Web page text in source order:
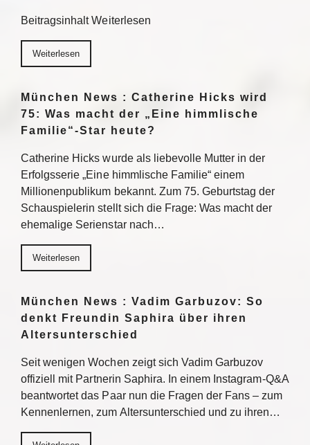
Beitragsinhalt Weiterlesen
Weiterlesen
München News : Catherine Hicks wird
75: Was macht der „Eine himmlische
Familie“-Star heute?
Catherine Hicks wurde als liebevolle Mutter in der
Erfolgsserie „Eine himmlische Familie“ einem
Millionenpublikum bekannt. Zum 75. Geburtstag der
Schauspielerin stellt sich die Frage: Was macht der
ehemalige Serienstar nach…
Weiterlesen
München News : Vadim Garbuzov: So
denkt Freundin Saphira über ihren
Altersunterschied
Seit wenigen Wochen zeigt sich Vadim Garbuzov
offiziell mit Partnerin Saphira. In einem Instagram-Q&A
beantwortet das Paar nun die Fragen der Fans – zum
Kennenlernen, zum Altersunterschied und zu ihren…